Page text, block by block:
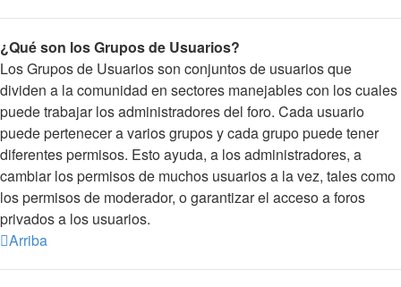
¿Qué son los Grupos de Usuarios?
Los Grupos de Usuarios son conjuntos de usuarios que
dividen a la comunidad en sectores manejables con los cuales
puede trabajar los administradores del foro. Cada usuario
puede pertenecer a varios grupos y cada grupo puede tener
diferentes permisos. Esto ayuda, a los administradores, a
cambiar los permisos de muchos usuarios a la vez, tales como
los permisos de moderador, o garantizar el acceso a foros
privados a los usuarios.
Arriba